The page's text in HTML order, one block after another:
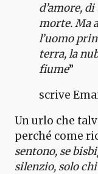
d’amore,
morte. Ma
l’uomo
terra, la
fiume”
scrive
Un urlo che
perché come
sentono, se
silenzio, solo